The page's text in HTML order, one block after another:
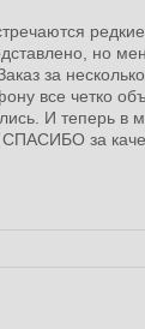
но
за
все четко
И теперь в
СПАСИБО за